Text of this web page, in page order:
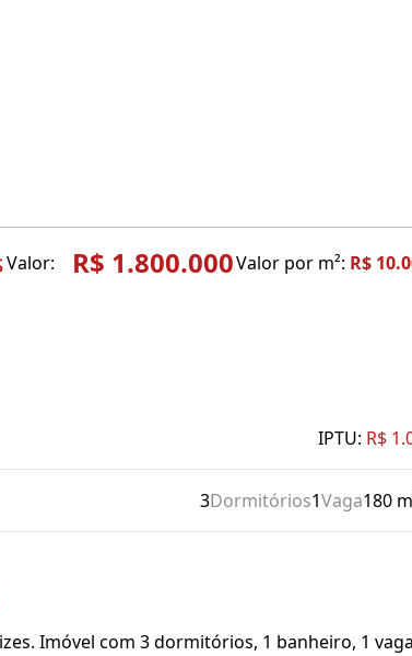
Valor: R$ 1.800.000Valor por m²: R$
IPTU: R$
3Dormitórios1Vaga180
Imóvel com 3 dormitórios, 1 banheiro, 1